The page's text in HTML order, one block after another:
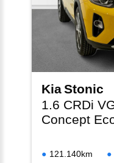
KiaStonic
1.6 CRDi
Concept
121.140km